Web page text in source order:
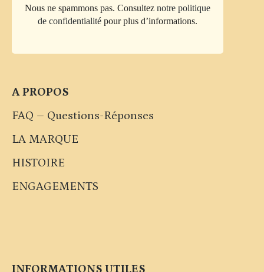
Nous ne spammons pas. Consulteznotre politique
de confidentialité pour plus d’informations.
A PROPOS
FAQ – Questions-Réponses
LA MARQUE
HISTOIRE
ENGAGEMENTS
INFORMATIONS UTILES